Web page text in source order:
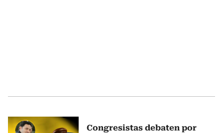
Congresistas debaten por